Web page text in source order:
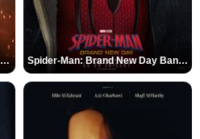
L'Odyssée Bande-annonce VO STFR Spider-Man: Brand New Day Bande-annonce VO STFR